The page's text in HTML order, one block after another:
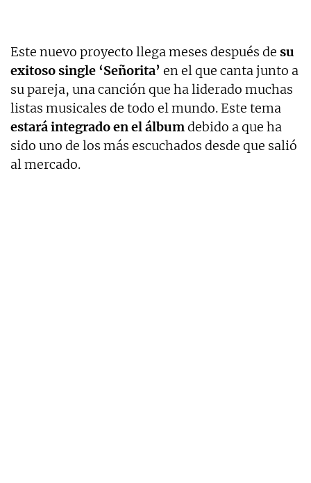
Este nuevo proyecto llega meses después de su
exitoso single ‘Señorita’ en el que canta junto a
su pareja, una canción que ha liderado muchas
listas musicales de todo el mundo. Este tema
estará integrado en el álbumdebido a que ha
sido uno de los más escuchados desde que salió
al mercado.